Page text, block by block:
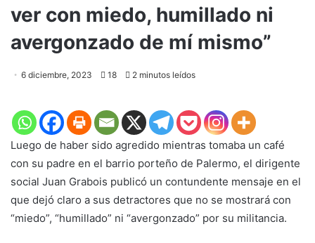
ver con miedo, humillado ni
avergonzado de mí mismo”
6 diciembre, 2023 18 2 minutos leídos
Luego de haber sido agredido mientras tomaba un café
con su padre en el barrio porteño de Palermo, el dirigente
social Juan Grabois publicó un contundente mensaje en el
que dejó claro a sus detractores que no se mostrará con
“miedo”, “humillado” ni “avergonzado” por su militancia.